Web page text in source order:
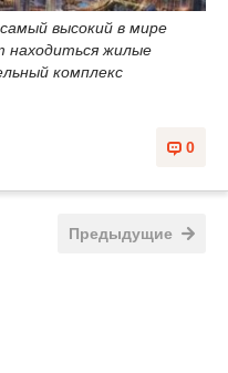
высокий в мире
находиться жилые
комплекс
0
Предыдущие